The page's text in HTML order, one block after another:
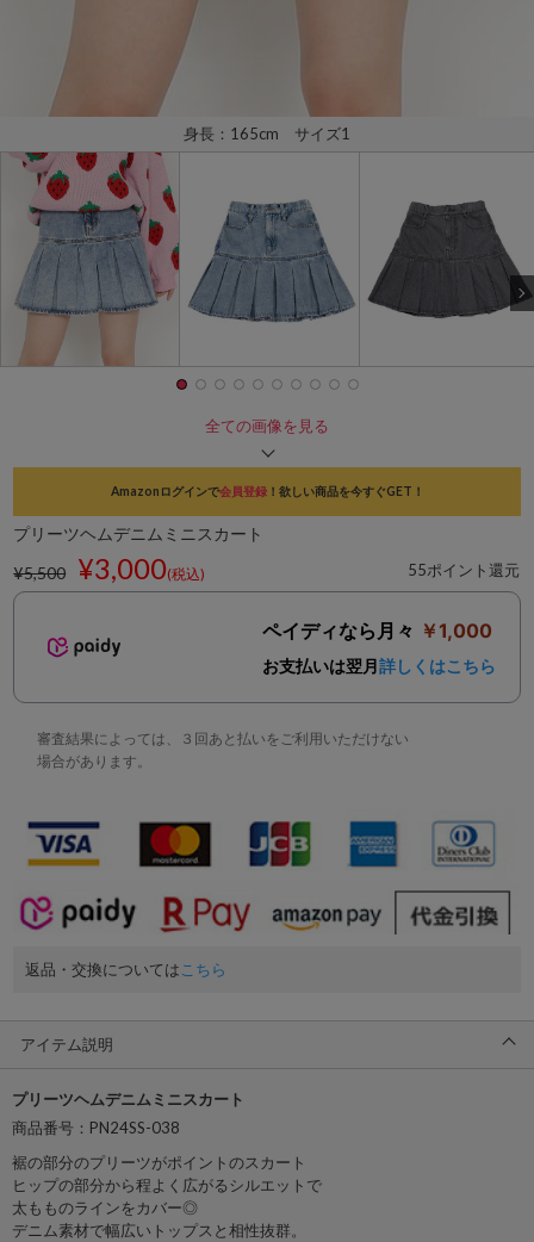
身長：165cm サイズ1
全ての画像を見る
Amazonログインで会員登録！欲しい商品を今すぐGET！
プリーツヘムデニムミニスカート
¥5,500
¥3,000(税込) 55ポイント還元
ペイディなら月々 ￥1,000
お支払いは翌月 詳しくはこちら
審査結果によっては、３回あと払いをご利用いただけない
場合があります。
返品・交換についてはこちら
アイテム説明
プリーツヘムデニムミニスカート
商品番号：PN24SS-038
裾の部分のプリーツがポイントのスカート
ヒップの部分から程よく広がるシルエットで
太もものラインをカバー◎
デニム素材で幅広いトップスと相性抜群。